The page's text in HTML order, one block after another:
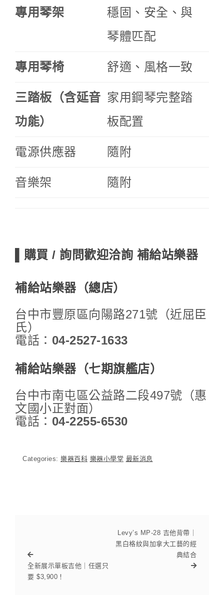
專用琴架
穩固、安全、與
琴體匹配
專用琴椅 舒適、風格一致
三踏板（含延音
功能）
家用鋼琴完整踏
板配置
電源供應器 隨附
音樂架 隨附
▌購買 / 詢問歡迎洽詢 補給站樂器
補給站樂器（總店）
台中市豐原區向陽路271號（近屈臣
氏）
電話： 04-2527-1633
補給站樂器（七期旗艦店）
台中市南屯區公益路二段497號（惠
文國小正對面）
電話： 04-2255-6530
Categories: 樂器百科 樂器小學堂 最新消息
全新展示單板吉他｜任選只
要 $3,900！
Levy’s MP-28 吉他背帶｜
黑白格紋與加拿大工藝的經
典結合